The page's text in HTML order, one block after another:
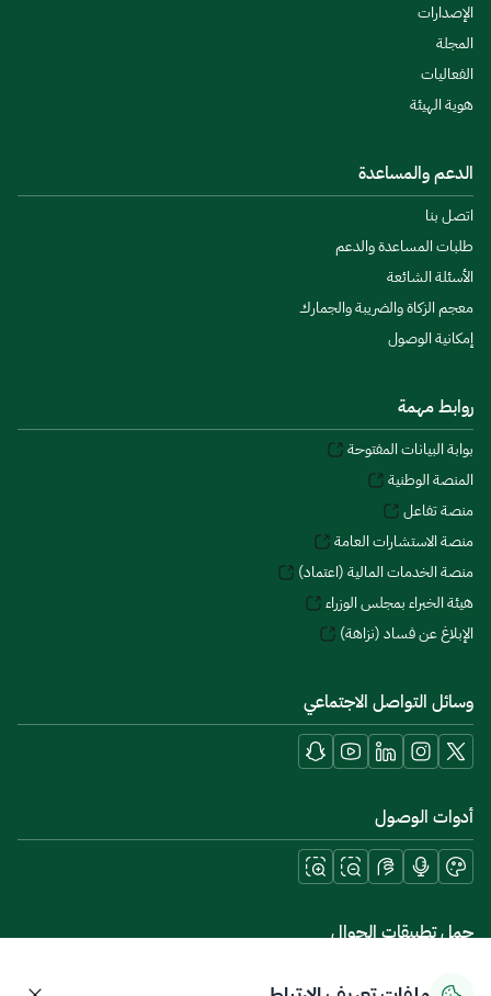
الإصدارات
المجلة
الفعاليات
هوية الهيئة
الدعم والمساعدة
اتصل بنا
طلبات المساعدة والدعم
الأسئلة الشائعة
معجم الزكاة والضريبة والجمارك
إمكانية الوصول
روابط مهمة
بوابة البيانات المفتوحة
المنصة الوطنية
منصة تفاعل
منصة الاستشارات العامة
منصة الخدمات المالية (اعتماد)
هيئة الخبراء بمجلس الوزراء
الإبلاغ عن فساد (نزاهة)
وسائل التواصل الاجتماعي
أدوات الوصول
حمل تطبيقات الجوال